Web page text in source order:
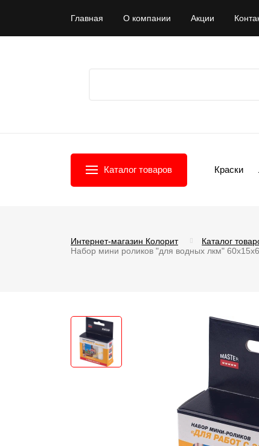
Главная О компании Акции
Каталог товаров Краски
Интернет-магазин Колорит Каталог
Набор мини роликов "для водных лкм"